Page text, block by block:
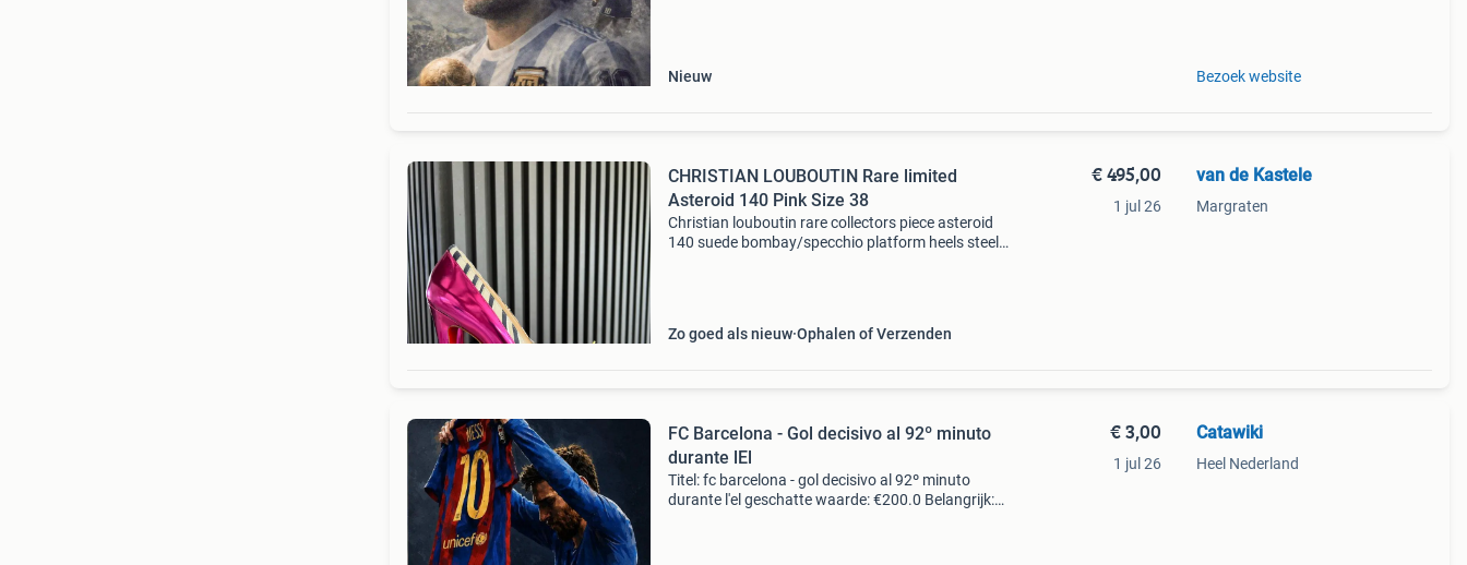
Nieuw
Bezoek website
CHRISTIAN LOUBOUTIN Rare limited
Asteroid 140 Pink Size 38
Christian louboutin rare collectors piece asteroid
140 suede bombay/specchio platform heels steel
Zo goed als nieuw Ophalen of Verzenden
€ 495,00
1 jul 26
van de Kastele
Margraten
FC Barcelona - Gol decisivo al 92º minuto
durante lEl
Titel: fc barcelona - gol decisivo al 92º minuto
durante l'el geschatte waarde: €200.0 Belangrijk:
€ 3,00
1 jul 26
Catawiki
Heel Nederland